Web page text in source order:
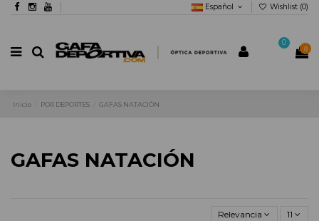
Español Wishlist (0)
0
0
Inicio POR DEPORTES GAFAS NATACIÓN
GAFAS NATACIÓN
Relevancia 11